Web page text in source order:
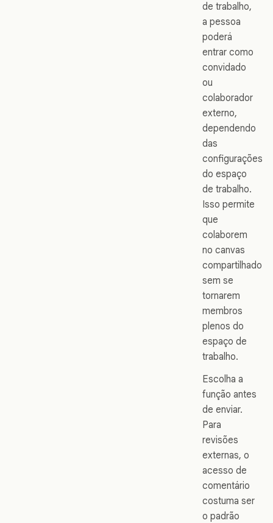
de trabalho,
a pessoa
poderá
entrar como
convidado
ou
colaborador
externo,
dependendo
das
configurações
do espaço
de trabalho.
Isso permite
que
colaborem
no canvas
compartilhado
sem se
tornarem
membros
plenos do
espaço de
trabalho.
Escolha a
função antes
de enviar.
Para
revisões
externas, o
acesso de
comentário
costuma ser
o padrão